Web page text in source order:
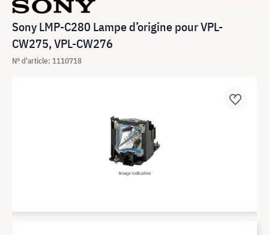
Sony LMP-C280 Lampe d’origine pour VPL-
CW275, VPL-CW276
N° d'article: 1110718